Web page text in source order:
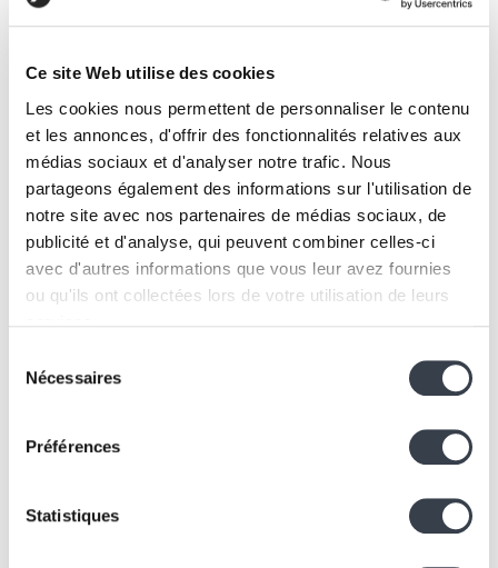
Ce site Web utilise des cookies
Les cookies nous permettent de personnaliser le contenu
et les annonces, d'offrir des fonctionnalités relatives aux
médias sociaux et d'analyser notre trafic. Nous
partageons également des informations sur l'utilisation de
notre site avec nos partenaires de médias sociaux, de
publicité et d'analyse, qui peuvent combiner celles-ci
avec d'autres informations que vous leur avez fournies
ou qu'ils ont collectées lors de votre utilisation de leurs
We work with
who may receive and
Nécessaires
Préférences
Statistiques
Design & Web
Scaling a recruitment website step-by-
step: the PaHRtners case study
14 November 2025